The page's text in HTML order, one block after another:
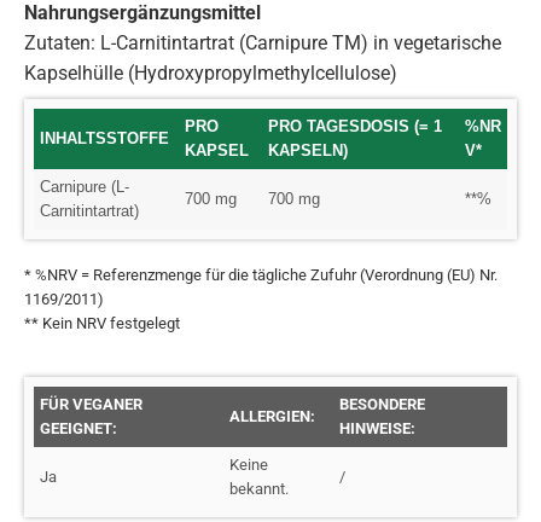
Nahrungsergänzungsmittel
Zutaten: L-Carnitintartrat (Carnipure TM) in vegetarische
Kapselhülle (Hydroxypropylmethylcellulose)
INHALTSSTOFFE
PRO
KAPSEL
PRO TAGESDOSIS (= 1
KAPSELN)
%NR
V*
Carnipure (L-
Carnitintartrat)
700 mg 700 mg **%
* %NRV = Referenzmenge für die tägliche Zufuhr (Verordnung (EU) Nr.
1169/2011)
** Kein NRV festgelegt
FÜR VEGANER
GEEIGNET:
ALLERGIEN:
BESONDERE
HINWEISE:
Ja
Keine
bekannt.
/